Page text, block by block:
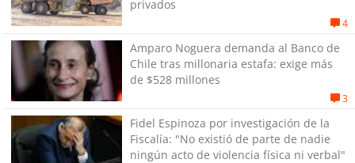
privados
4
Amparo Noguera demanda al Banco de
Chile tras millonaria estafa: exige más
de $528 millones
3
Fidel Espinoza por investigación de la
Fiscalía: "No existió de parte de nadie
ningún acto de violencia física ni verbal"